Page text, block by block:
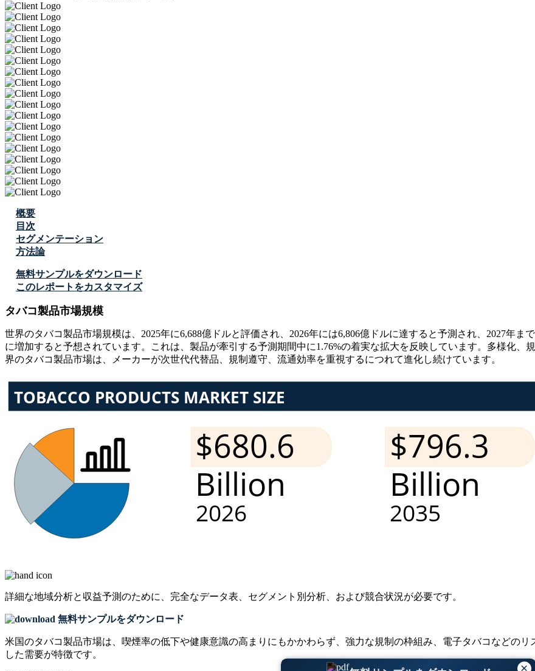
概要
目次
セグメンテーション
方法論
無料サンプルをダウンロード
このレポートをカスタマイズ
タバコ製品市場規模
世界のタバコ製品市場規模は、2025年に6,688億ドルと評価され、2026年には6,806億ドルに達すると予測され、2027年ま
に増加すると予想されています。これは、製品が牽引する予測期間中に1.76%の着実な拡大を反映しています。多様化
界のタバコ製品市場は、メーカーが次世代代替品、規制遵守、流通効率を重視するにつれて進化し続けています。
詳細な地域分析と収益予測のために、 完全なデータ表、セグメント別分析、および競合状況が必要です。
無料サンプルをダウンロード
米国のタバコ製品市場は、喫煙率の低下や健康意識の高まりにもかかわらず、強力な規制の枠組み、電子タバコなどの
した需要が特徴です。